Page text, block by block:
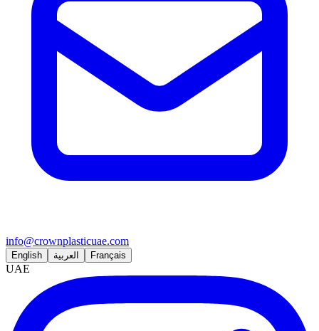
info@crownplasticuae.com
English العربية Français
UAE